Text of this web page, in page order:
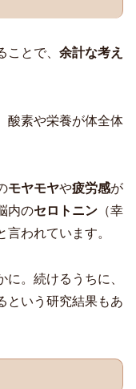
とで、 余計な考え
酸素や栄養が体全体
モヤモヤや疲労感が
内のセロトニン （幸
われています。
に。続けるうちに、
という研究結果もあ